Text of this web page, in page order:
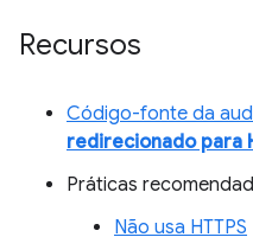
Recursos
Código-fonte da
redirecionado para
Práticas
Não usa HTTPS